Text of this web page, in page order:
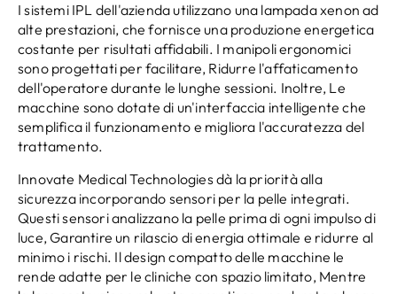
I sistemi IPL dell'azienda utilizzano una lampada xenon ad
alte prestazioni, che fornisce una produzione energetica
costante per risultati affidabili. I manipoli ergonomici
sono progettati per facilitare, Ridurre l'affaticamento
dell'operatore durante le lunghe sessioni. Inoltre, Le
macchine sono dotate di un'interfaccia intelligente che
semplifica il funzionamento e migliora l'accuratezza del
trattamento.
Innovate Medical Technologies dà la priorità alla
sicurezza incorporando sensori per la pelle integrati.
Questi sensori analizzano la pelle prima di ogni impulso di
luce, Garantire un rilascio di energia ottimale e ridurre al
minimo i rischi. Il design compatto delle macchine le
rende adatte per le cliniche con spazio limitato, Mentre